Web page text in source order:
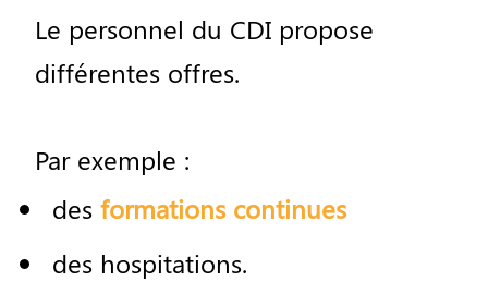
Le personnel du CDI propose
différentes offres.
Par exemple :
desformations continues
des hospitations.